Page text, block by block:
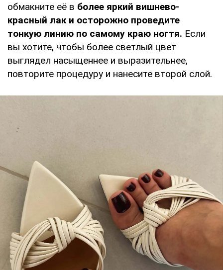
обмакните её в более яркий вишнево-
красный лак и осторожно проведите
тонкую линию по самому краю ногтя. Если
вы хотите, чтобы более светлый цвет
выглядел насыщеннее и выразительнее,
повторите процедуру и нанесите второй слой.